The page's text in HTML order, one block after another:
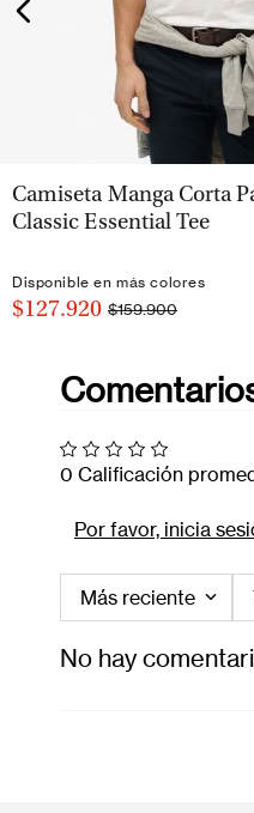
VISTA RÁPIDA
Camiseta Manga Corta
Classic Essential Tee
Disponible en más colores
$127.920 $159.900
0 Calificación
Por favor, inicia
Más reciente
No hay